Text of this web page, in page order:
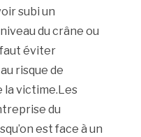
subi un
du crâne ou
éviter
risque de
la victime.Les
du
est face à un